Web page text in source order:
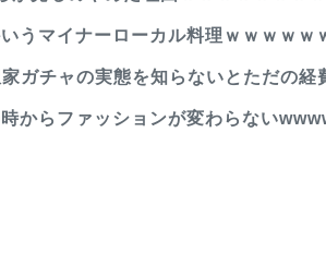
うマイナーローカル料理ｗｗｗｗｗ
ガチャの実態を知らないとただの経
時からファッションが変わらない